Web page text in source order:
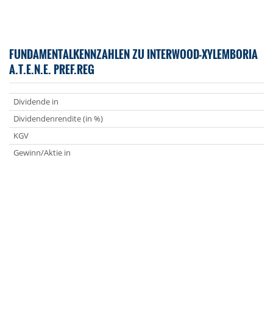
FUNDAMENTALKENNZAHLEN ZU INTERWOOD-XYLEMBORIA
A.T.E.N.E. PREF.REG
Dividende in
Dividendenrendite (in %)
KGV
Gewinn/Aktie in